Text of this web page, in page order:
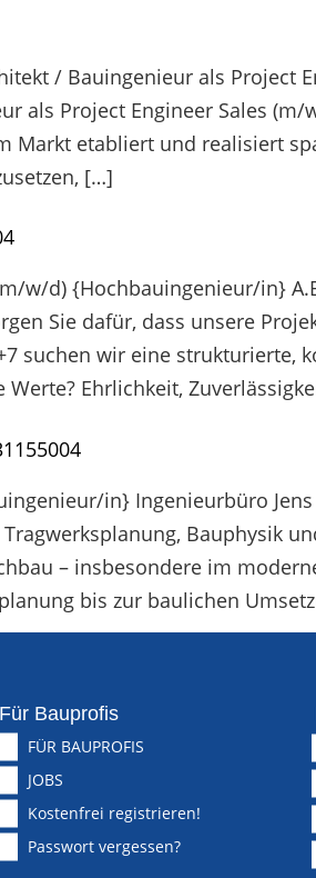
/ Bauingenieur als Project
als Project Engineer Sales
Markt etabliert und realisiert
[…]
w/d) {Hochbauingenieur/in}
Sie dafür, dass unsere
suchen wir eine
Ehrlichkeit,
in} Ingenieurbüro
Bauphysik
– insbesondere im
bis zur baulichen
Für Bauprofis
FÜR BAUPROFIS
JOBS
Kostenfrei registrieren!
Passwort vergessen?